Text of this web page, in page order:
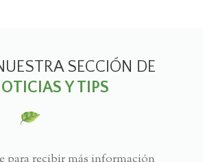
SECCIÓN DE
Y TIPS